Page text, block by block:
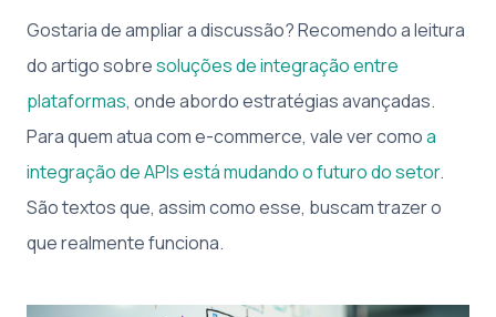
Gostaria de ampliar a discussão? Recomendo a leitura
do artigo sobresoluções de integração entre
plataformas, onde abordo estratégias avançadas.
Para quem atua com e-commerce, vale ver comoa
integração de APIs está mudando o futuro do setor.
São textos que, assim como esse, buscam trazer o
que realmente funciona.